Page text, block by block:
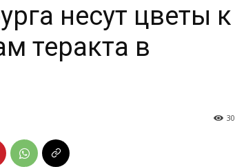
несут цветы к
теракта в
30